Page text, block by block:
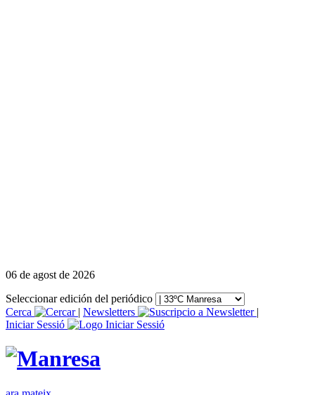
06 de agost de 2026
Seleccionar edición del periódico
Cerca
| Newsletters
|
Iniciar Sessió